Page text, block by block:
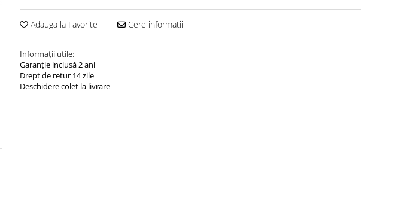
Adauga la Favorite Cere informatii
Informații utile:
Garanție inclusă 2 ani
Drept de retur 14 zile
Deschidere colet la livrare